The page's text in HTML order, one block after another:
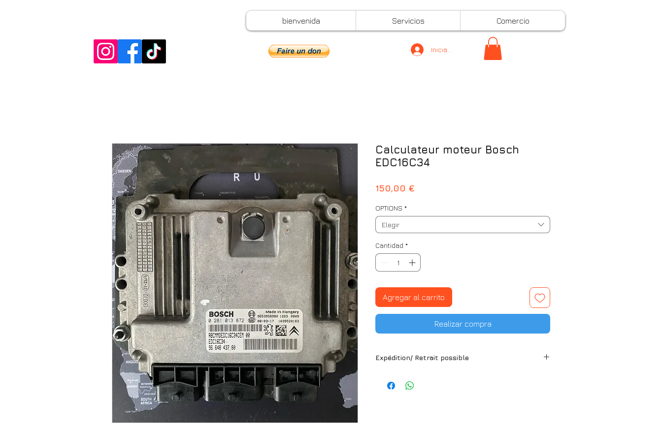
bienvenida Servicios Comercio
Iniciar sesión
Calculateur moteur Bosch
EDC16C34
150,00 €
OPTIONS *
Elegir
Cantidad *
Agregar al carrito
Realizar compra
Expédition/ Retrait possible
France métropolitaine et en expédition pour la